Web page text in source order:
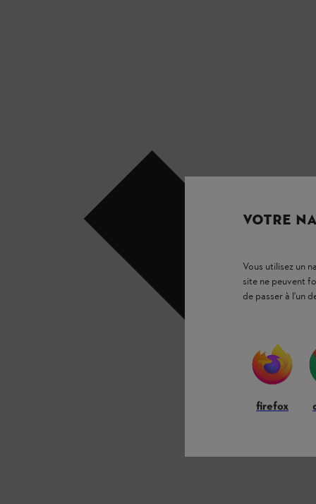
VOTRE
Vous utilisez un
site ne peuvent
de passer à l'un
firefox